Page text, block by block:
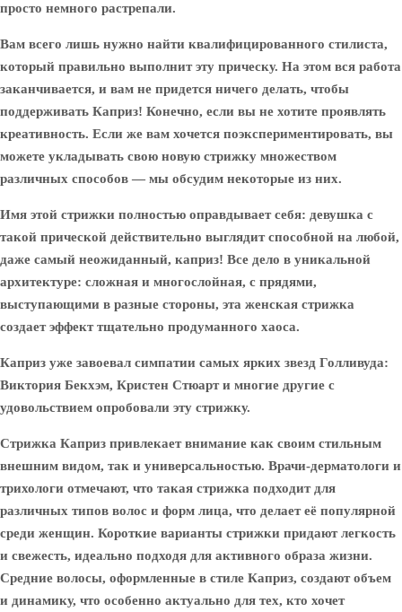
просто немного растрепали.
Вам всего лишь нужно найти квалифицированного стилиста,
который правильно выполнит эту прическу. На этом вся работа
заканчивается, и вам не придется ничего делать, чтобы
поддерживать Каприз! Конечно, если вы не хотите проявлять
креативность. Если же вам хочется поэкспериментировать, вы
можете укладывать свою новую стрижку множеством
различных способов — мы обсудим некоторые из них.
Имя этой стрижки полностью оправдывает себя: девушка с
такой прической действительно выглядит способной на любой,
даже самый неожиданный, каприз! Все дело в уникальной
архитектуре: сложная и многослойная, с прядями,
выступающими в разные стороны, эта женская стрижка
создает эффект тщательно продуманного хаоса.
Каприз уже завоевал симпатии самых ярких звезд Голливуда:
Виктория Бекхэм, Кристен Стюарт и многие другие с
удовольствием опробовали эту стрижку.
Стрижка Каприз привлекает внимание как своим стильным
внешним видом, так и универсальностью. Врачи-дерматологи и
трихологи отмечают, что такая стрижка подходит для
различных типов волос и форм лица, что делает её популярной
среди женщин. Короткие варианты стрижки придают легкость
и свежесть, идеально подходя для активного образа жизни.
Средние волосы, оформленные в стиле Каприз, создают объем
и динамику, что особенно актуально для тех, кто хочет